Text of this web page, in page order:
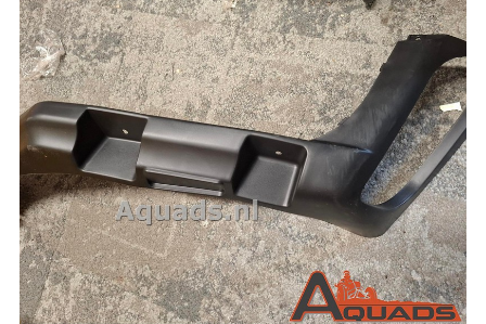
LAGERS
PAKKINGEN
PLASTIC PARTS
VERLICHTING
ONDERDELEN 50CC TOT 125CC
UNIVERSELE QUAD ONDERDELEN
BASHAN ONDERDELEN